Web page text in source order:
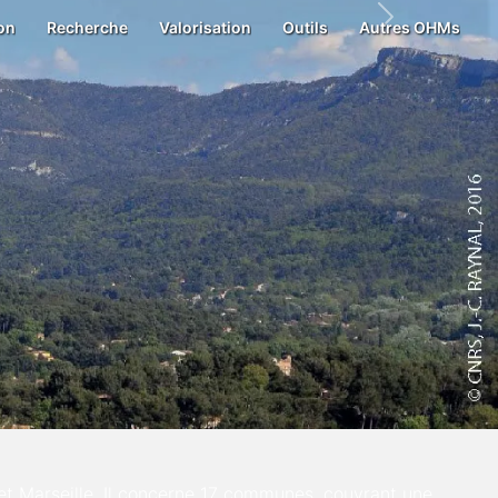
Next
Recherche Valorisation Outils Autres OHMs